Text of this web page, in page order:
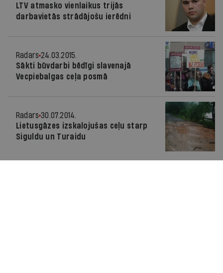
LTV atmasko vienlaikus trijās
darbavietās strādājošu ierēdni
Radars 24.03.2015.
Sākti būvdarbi bēdīgi slavenajā
Vecpiebalgas ceļa posmā
Radars 30.07.2014.
Lietusgāzes izskalojušas ceļu starp
Siguldu un Turaidu